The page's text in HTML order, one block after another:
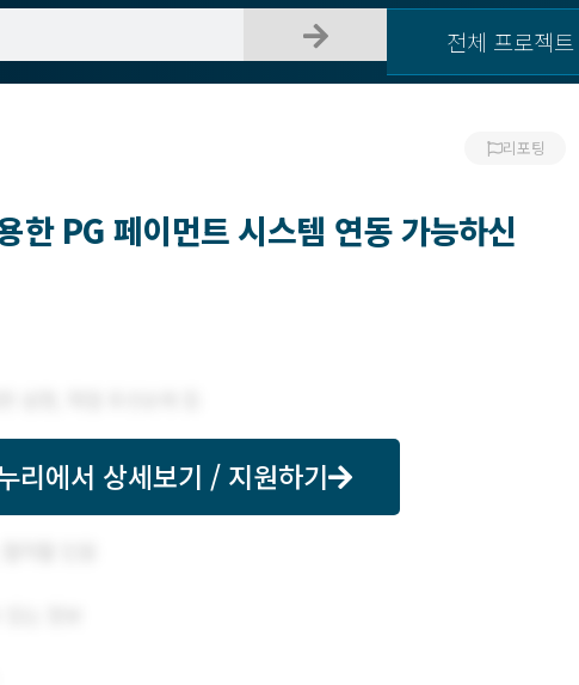
전체 프로젝트
리포팅
PG 페이먼트 시스템 연동 가능하신
리에서 상세보기 / 지원하기